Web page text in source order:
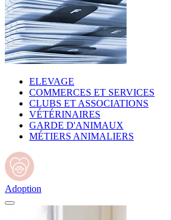
ELEVAGE
COMMERCES ET SERVICES
CLUBS ET ASSOCIATIONS
VÉTÉRINAIRES
GARDE D'ANIMAUX
MÉTIERS ANIMALIERS
Adoption